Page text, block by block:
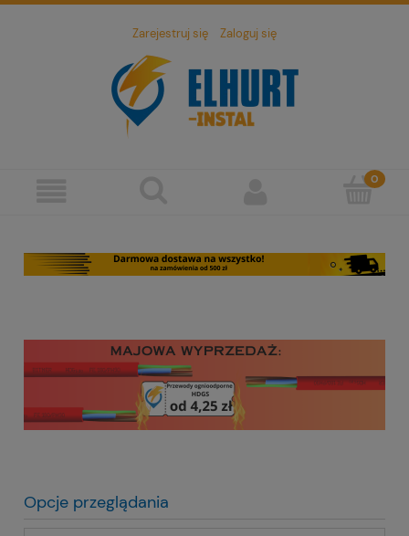
Zarejestruj się Zaloguj się
Opcje przeglądania